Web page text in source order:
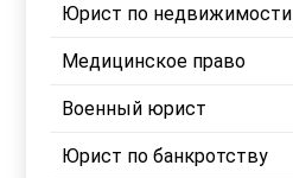
Юрист по недвижимости
Медицинское право
Военный юрист
Юрист по банкротству